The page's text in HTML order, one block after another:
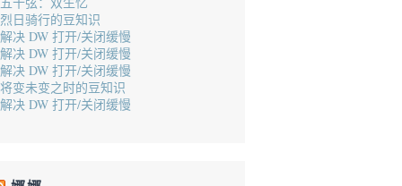
烈日骑行的豆知识
解决 DW 打开/关闭缓慢
解决 DW 打开/关闭缓慢
解决 DW 打开/关闭缓慢
将变未变之时的豆知识
解决 DW 打开/关闭缓慢